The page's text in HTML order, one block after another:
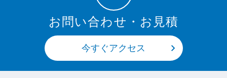
お問い合わせ・お見積
今すぐアクセス